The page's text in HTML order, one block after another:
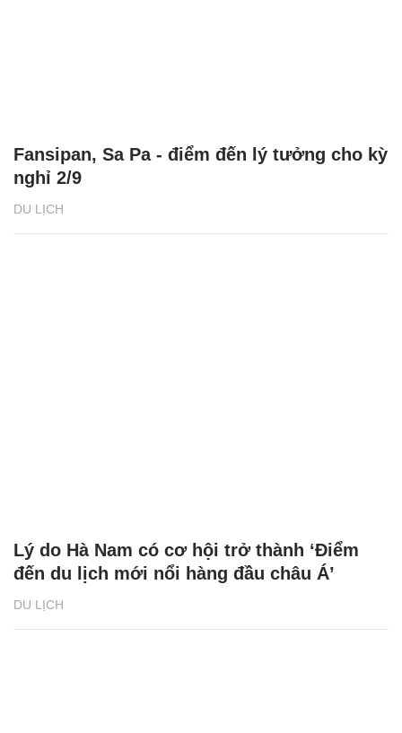
DU LỊCH
Fansipan, Sa Pa - điểm đến lý tưởng cho kỳ
nghỉ 2/9
DU LỊCH
Lý do Hà Nam có cơ hội trở thành ‘Điểm
đến du lịch mới nổi hàng đầu châu Á’